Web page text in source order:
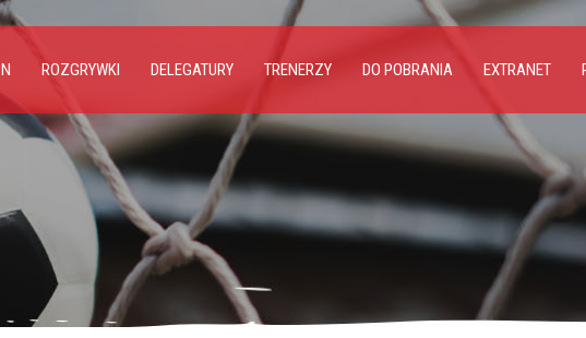
ROZGRYWKI DELEGATURY TRENERZY DO POBRANIA EXTRANET